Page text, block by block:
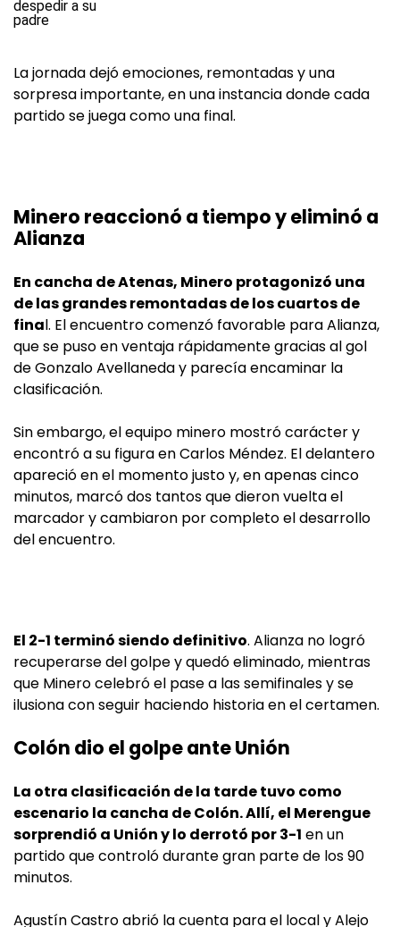
La jornada dejó emociones, remontadas y una
sorpresa importante, en una instancia donde cada
partido se juega como una final.
Minero reaccionó a tiempo y eliminó a
Alianza
En cancha de Atenas, Minero protagonizó una
de las grandes remontadas de los cuartos de
final. El encuentro comenzó favorable para Alianza,
que se puso en ventaja rápidamente gracias al gol
de Gonzalo Avellaneda y parecía encaminar la
clasificación.
Sin embargo, el equipo minero mostró carácter y
encontró a su figura en Carlos Méndez. El delantero
apareció en el momento justo y, en apenas cinco
minutos, marcó dos tantos que dieron vuelta el
marcador y cambiaron por completo el desarrollo
del encuentro.
El 2-1 terminó siendo definitivo. Alianza no logró
recuperarse del golpe y quedó eliminado, mientras
que Minero celebró el pase a las semifinales y se
ilusiona con seguir haciendo historia en el certamen.
Colón dio el golpe ante Unión
La otra clasificación de la tarde tuvo como
escenario la cancha de Colón. Allí, el Merengue
sorprendió a Unión y lo derrotó por 3-1 en un
partido que controló durante gran parte de los 90
minutos.
Agustín Castro abrió la cuenta para el local y Alejo